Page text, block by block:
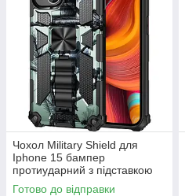
Чохол Military Shield для
Iphone 15 бампер
протиударний з підставкою
Turquoise
Готово до відправки